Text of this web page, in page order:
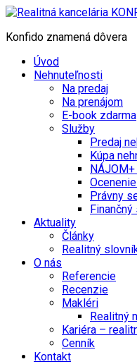
Konfido znamená dôvera
Úvod
Nehnuteľnosti
Na predaj
Na prenájom
E-book zdarma
Služby
Predaj
Kúpa
Právny
Aktuality
Články
Realitný
O nás
Referencie
Recenzie
Makléri
Realitný
Kariéra –
Cenník
Kontakt